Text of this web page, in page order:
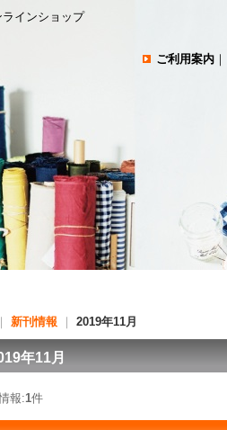
インショップ
ご利用案内 ｜
新刊情報 2019年11月
年11月
報:1件